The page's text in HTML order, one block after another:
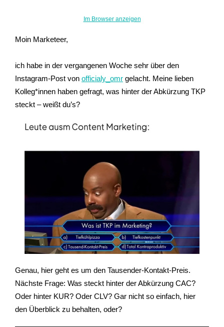
Im Browser anzeigen
Moin Marketeer,
ich habe in der vergangenen Woche sehr über den
Instagram-Post von officialy_omr gelacht. Meine lieben
Kolleg*innen haben gefragt, was hinter der Abkürzung TKP
steckt – weißt du’s?
Genau, hier geht es um den Tausender-Kontakt-Preis.
Nächste Frage: Was steckt hinter der Abkürzung CAC?
Oder hinter KUR? Oder CLV? Gar nicht so einfach, hier
den Überblick zu behalten, oder?